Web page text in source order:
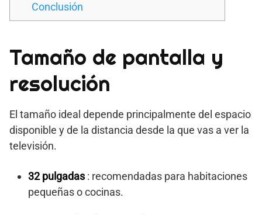
Conclusión
Tamaño de pantalla y
resolución
El tamaño ideal depende principalmente del espacio
disponible y de la distancia desde la que vas a ver la
televisión.
32 pulgadas: recomendadas para habitaciones
pequeñas o cocinas.